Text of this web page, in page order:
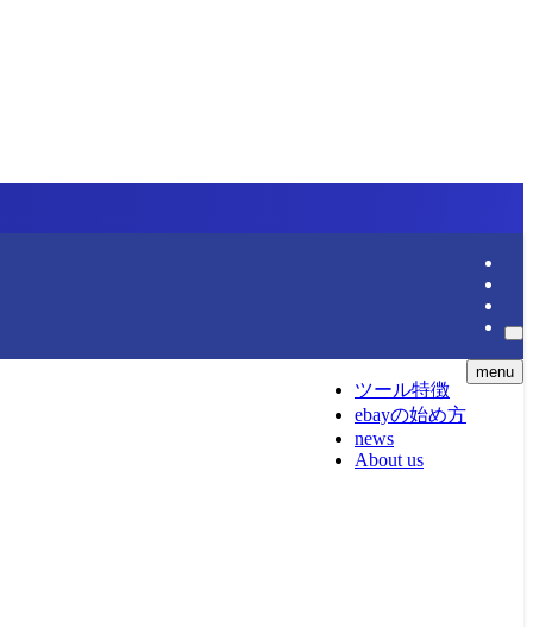
ツール特徴
ebayの始め方
news
About us
menu